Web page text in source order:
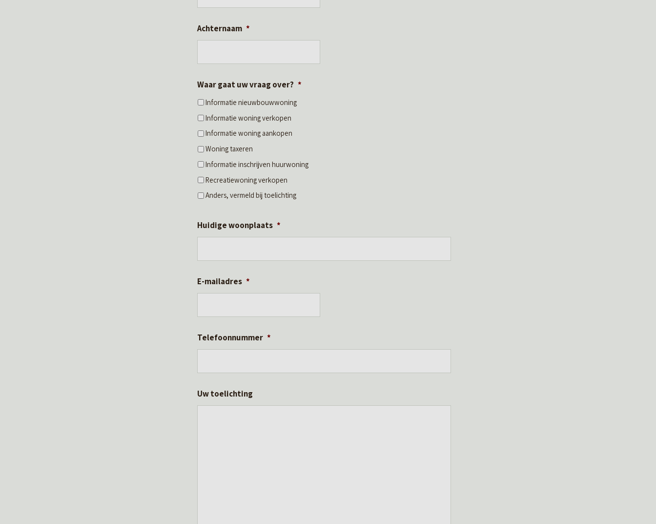
Achternaam *
Waar gaat uw vraag over? *
Informatie nieuwbouwwoning
Informatie woning verkopen
Informatie woning aankopen
Woning taxeren
Informatie inschrijven huurwoning
Recreatiewoning verkopen
Anders, vermeld bij toelichting
Huidige woonplaats *
E-mailadres *
Telefoonnummer *
Uw toelichting